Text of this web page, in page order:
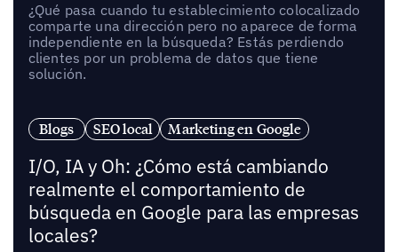
¿Qué pasa cuando tu establecimiento colocalizado
comparte una dirección pero no aparece de forma
independiente en la búsqueda? Estás perdiendo
clientes por un problema de datos que tiene
solución.
Blogs SEO local Marketing en Google
I/O, IA y Oh: ¿Cómo está cambiando
realmente el comportamiento de
búsqueda en Google para las empresas
locales?